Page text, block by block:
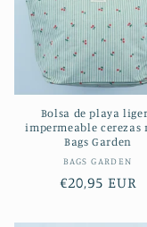
Bolsa de playa
impermeable cerezas
Bags Garden
BAGS GARDEN
Precio
€20,95 EUR